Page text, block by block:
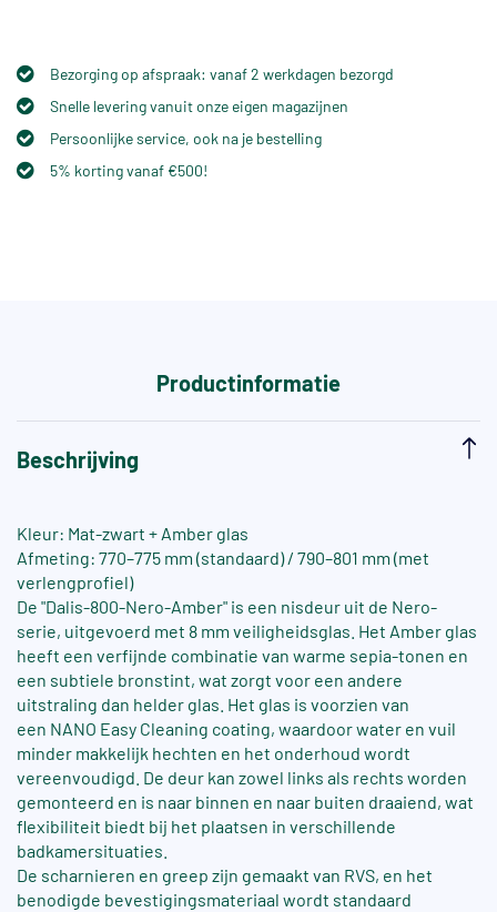
Bezorging op afspraak: vanaf 2 werkdagen bezorgd
Snelle levering vanuit onze eigen magazijnen
Persoonlijke service, ook na je bestelling
5% korting vanaf €500!
Productinformatie
Beschrijving
Kleur: Mat-zwart + Amber glas
Afmeting: 770–775 mm (standaard) / 790–801 mm (met
verlengprofiel)
De "Dalis-800-Nero-Amber" is een nisdeur uit de Nero-
serie, uitgevoerd met 8 mm veiligheidsglas. Het Amber glas
heeft een verfijnde combinatie van warme sepia-tonen en
een subtiele bronstint, wat zorgt voor een andere
uitstraling dan helder glas. Het glas is voorzien van
een NANO Easy Cleaning coating, waardoor water en vuil
minder makkelijk hechten en het onderhoud wordt
vereenvoudigd. De deur kan zowel links als rechts worden
gemonteerd en is naar binnen en naar buiten draaiend, wat
flexibiliteit biedt bij het plaatsen in verschillende
badkamersituaties.
De scharnieren en greep zijn gemaakt van RVS, en het
benodigde bevestigingsmateriaal wordt standaard